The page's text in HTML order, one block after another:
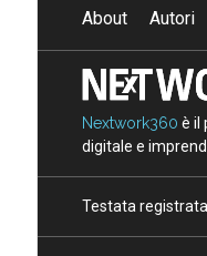
About Autori
Nextwork360 è il
digitale e
Testata